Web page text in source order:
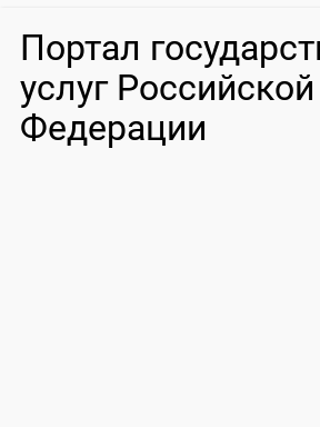
Портал
услуг Российской
Федерации